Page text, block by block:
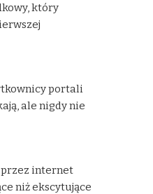
który
portali
ale nigdy nie
internet
niż ekscytujące